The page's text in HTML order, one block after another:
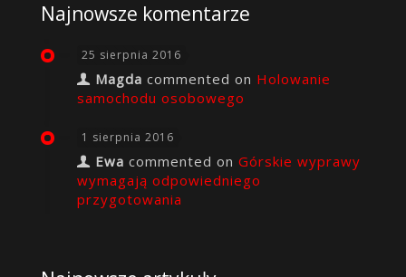
Najnowsze komentarze
25 sierpnia 2016
Magda commented on Holowanie
samochodu osobowego
1 sierpnia 2016
Ewa commented on Górskie wyprawy
wymagają odpowiedniego
przygotowania